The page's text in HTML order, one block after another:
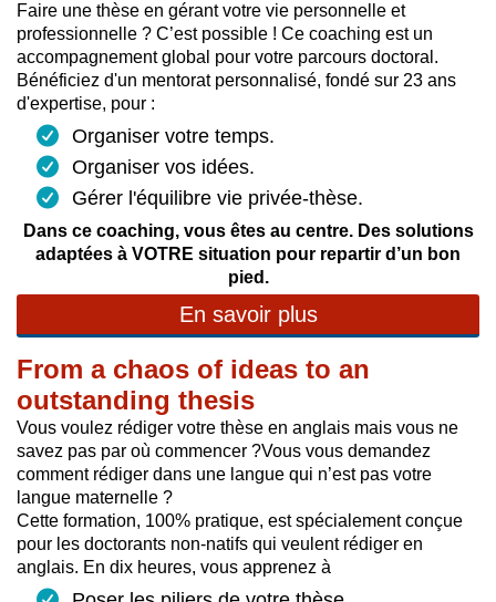
Faire une thèse en gérant votre vie personnelle et
professionnelle ? C’est possible ! Ce coaching est un
accompagnement global pour votre parcours doctoral.
Bénéficiez d'un mentorat personnalisé, fondé sur 23 ans
d'expertise, pour :
Organiser votre temps.
Organiser vos idées.
Gérer l'équilibre vie privée-thèse.
Dans ce coaching, vous êtes au centre. Des solutions
adaptées à VOTRE situation pour repartir d’un bon
pied.
En savoir plus
From a chaos of ideas to an
outstanding thesis
Vous voulez rédiger votre thèse en anglais mais vous ne
savez pas par où commencer ?Vous vous demandez
comment rédiger dans une langue qui n’est pas votre
langue maternelle ?
Cette formation, 100% pratique, est spécialement conçue
pour les doctorants non-natifs qui veulent rédiger en
anglais. En dix heures, vous apprenez à